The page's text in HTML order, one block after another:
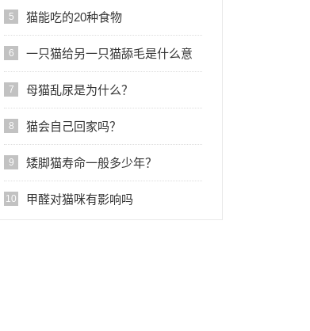
5 猫能吃的20种食物
6 一只猫给另一只猫舔毛是什么意
思?
7 母猫乱尿是为什么？
8 猫会自己回家吗？
9 矮脚猫寿命一般多少年？
10 甲醛对猫咪有影响吗